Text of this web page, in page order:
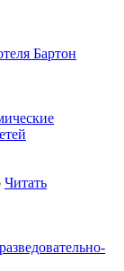
Бартон
Читать